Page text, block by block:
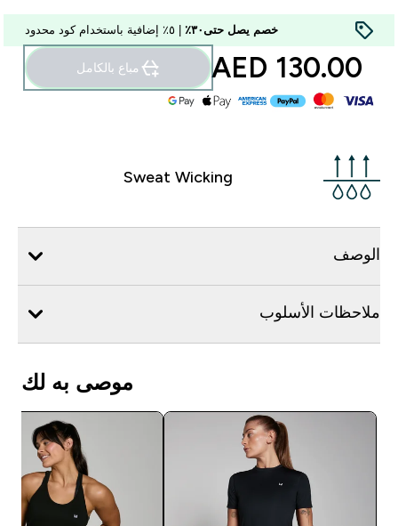
خصم يصل حتى٣٠٪
130.00 AED‎ مباع بالكامل
Sweat Wicking
الوصف
ملاحظات الأسلوب
موصى به لك